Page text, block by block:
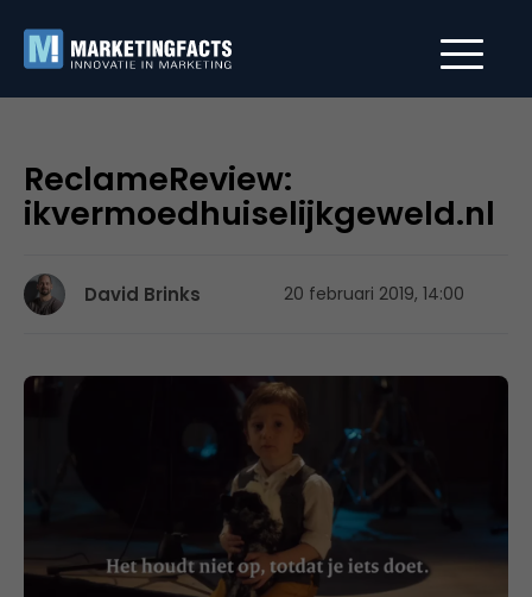
ReclameReview:
ikvermoedhuiselijkgeweld.nl
David Brinks 20 februari 2019, 14:00